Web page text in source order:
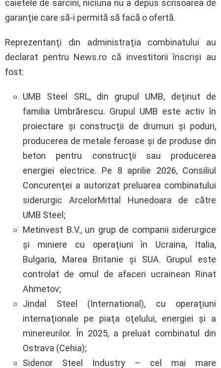
caietele de sarcini, niciuna nu a depus scrisoarea de
garanţie care să-i permită să facă o ofertă.
Reprezentanţi din administraţia combinatului au
declarat pentru News.ro că investitorii înscrişi au
fost:
UMB Steel SRL, din grupul UMB, deţinut de
familia Umbrărescu. Grupul UMB este activ în
proiectare şi construcţii de drumuri şi poduri,
producerea de metale feroase şi de produse din
beton pentru construcţii sau producerea
energiei electrice. Pe 8 aprilie 2026, Consiliul
Concurenţei a autorizat preluarea combinatului
siderurgic ArcelorMittal Hunedoara de către
UMB Steel;
Metinvest B.V., un grup de companii siderurgice
şi miniere cu operaţiuni în Ucraina, Italia,
Bulgaria, Marea Britanie şi SUA. Grupul este
controlat de omul de afaceri ucrainean Rinat
Ahmetov;
Jindal Steel (International), cu operaţiuni
internaţionale pe piaţa oţelului, energiei şi a
minereurilor. În 2025, a preluat combinatul din
Ostrava (Cehia);
Sidenor Steel Industry – cel mai mare